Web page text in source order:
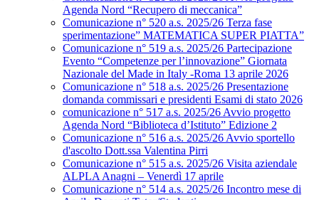
Agenda Nord “Recupero di meccanica”
Comunicazione n° 520 a.s. 2025/26 Terza fase
sperimentazione” MATEMATICA SUPER PIATTA”
Comunicazione n° 519 a.s. 2025/26 Partecipazione
Evento “Competenze per l’innovazione” Giornata
Nazionale del Made in Italy -Roma 13 aprile 2026
Comunicazione n° 518 a.s. 2025/26 Presentazione
domanda commissari e presidenti Esami di stato 2026
comunicazione n° 517 a.s. 2025/26 Avvio progetto
Agenda Nord “Biblioteca d’Istituto” Edizione 2
Comunicazione n° 516 a.s. 2025/26 Avvio sportello
d'ascolto Dott.ssa Valentina Pirri
Comunicazione n° 515 a.s. 2025/26 Visita aziendale
ALPLA Anagni – Venerdì 17 aprile
Comunicazione n° 514 a.s. 2025/26 Incontro mese di